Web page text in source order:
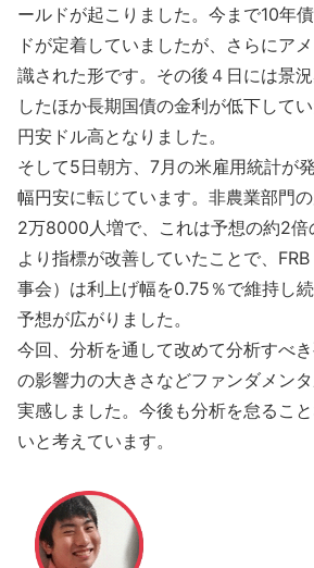
ールドが起こりました。今まで10年
ドが定着していましたが、さらにア
識された形です。その後４日には景
したほか長期国債の金利が低下して
円安ドル高となりました。
そして5日朝方、7月の米雇用統計が
幅円安に転じています。非農業部門
2万8000人増で、これは予想の約2倍
より指標が改善していたことで、
事会）は利上げ幅を0.75％で維持し
予想が広がりました。
今回、分析を通して改めて分析すべ
の影響力の大きさなどファンダメン
実感しました。今後も分析を怠るこ
いと考えています。